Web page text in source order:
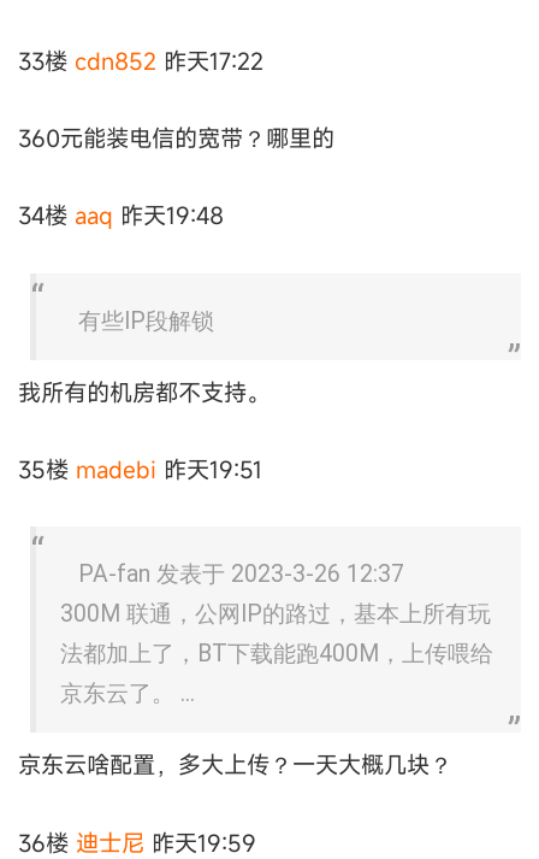
33楼 cdn852 昨天17:22
360元能装电信的宽带？哪里的
34楼 aaq 昨天19:48
有些IP段解锁
我所有的机房都不支持。
35楼 madebi 昨天19:51
PA-fan 发表于 2023-3-26 12:37
300M 联通，公网IP的路过，基本上所有玩
法都加上了，BT下载能跑400M，上传喂给
京东云了。 ...
京东云啥配置，多大上传？一天大概几块？
36楼 迪士尼 昨天19:59